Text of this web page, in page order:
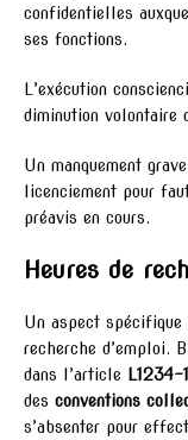
confidentielles
ses fonctions.
L’exécution
diminution volontaire
Un manquement
licenciement pour
préavis en cours.
Heures de
Un aspect spécifique
recherche d’emploi.
dans l’article L1234-1
des conventions
s’absenter pour